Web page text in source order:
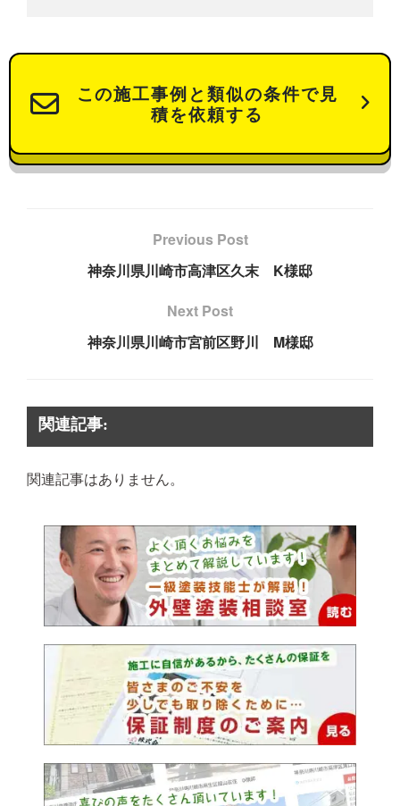
この施工事例と類似の条件で見
積を依頼する
Previous Post
神奈川県川崎市高津区久末 K様邸
Next Post
神奈川県川崎市宮前区野川 M様邸
関連記事:
関連記事はありません。